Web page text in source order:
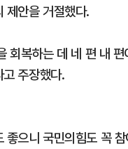
제안을 거절했다.
회복하는 데 네 편 내
주장했다.
으니 국민의힘도 꼭